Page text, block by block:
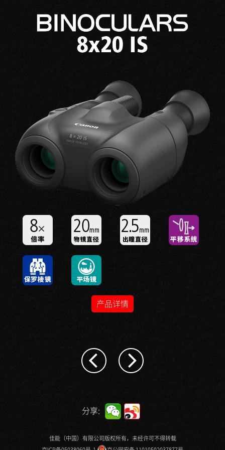
产品详情
分享:
佳能（中国）有限公司版权所有，未经许可不得转载